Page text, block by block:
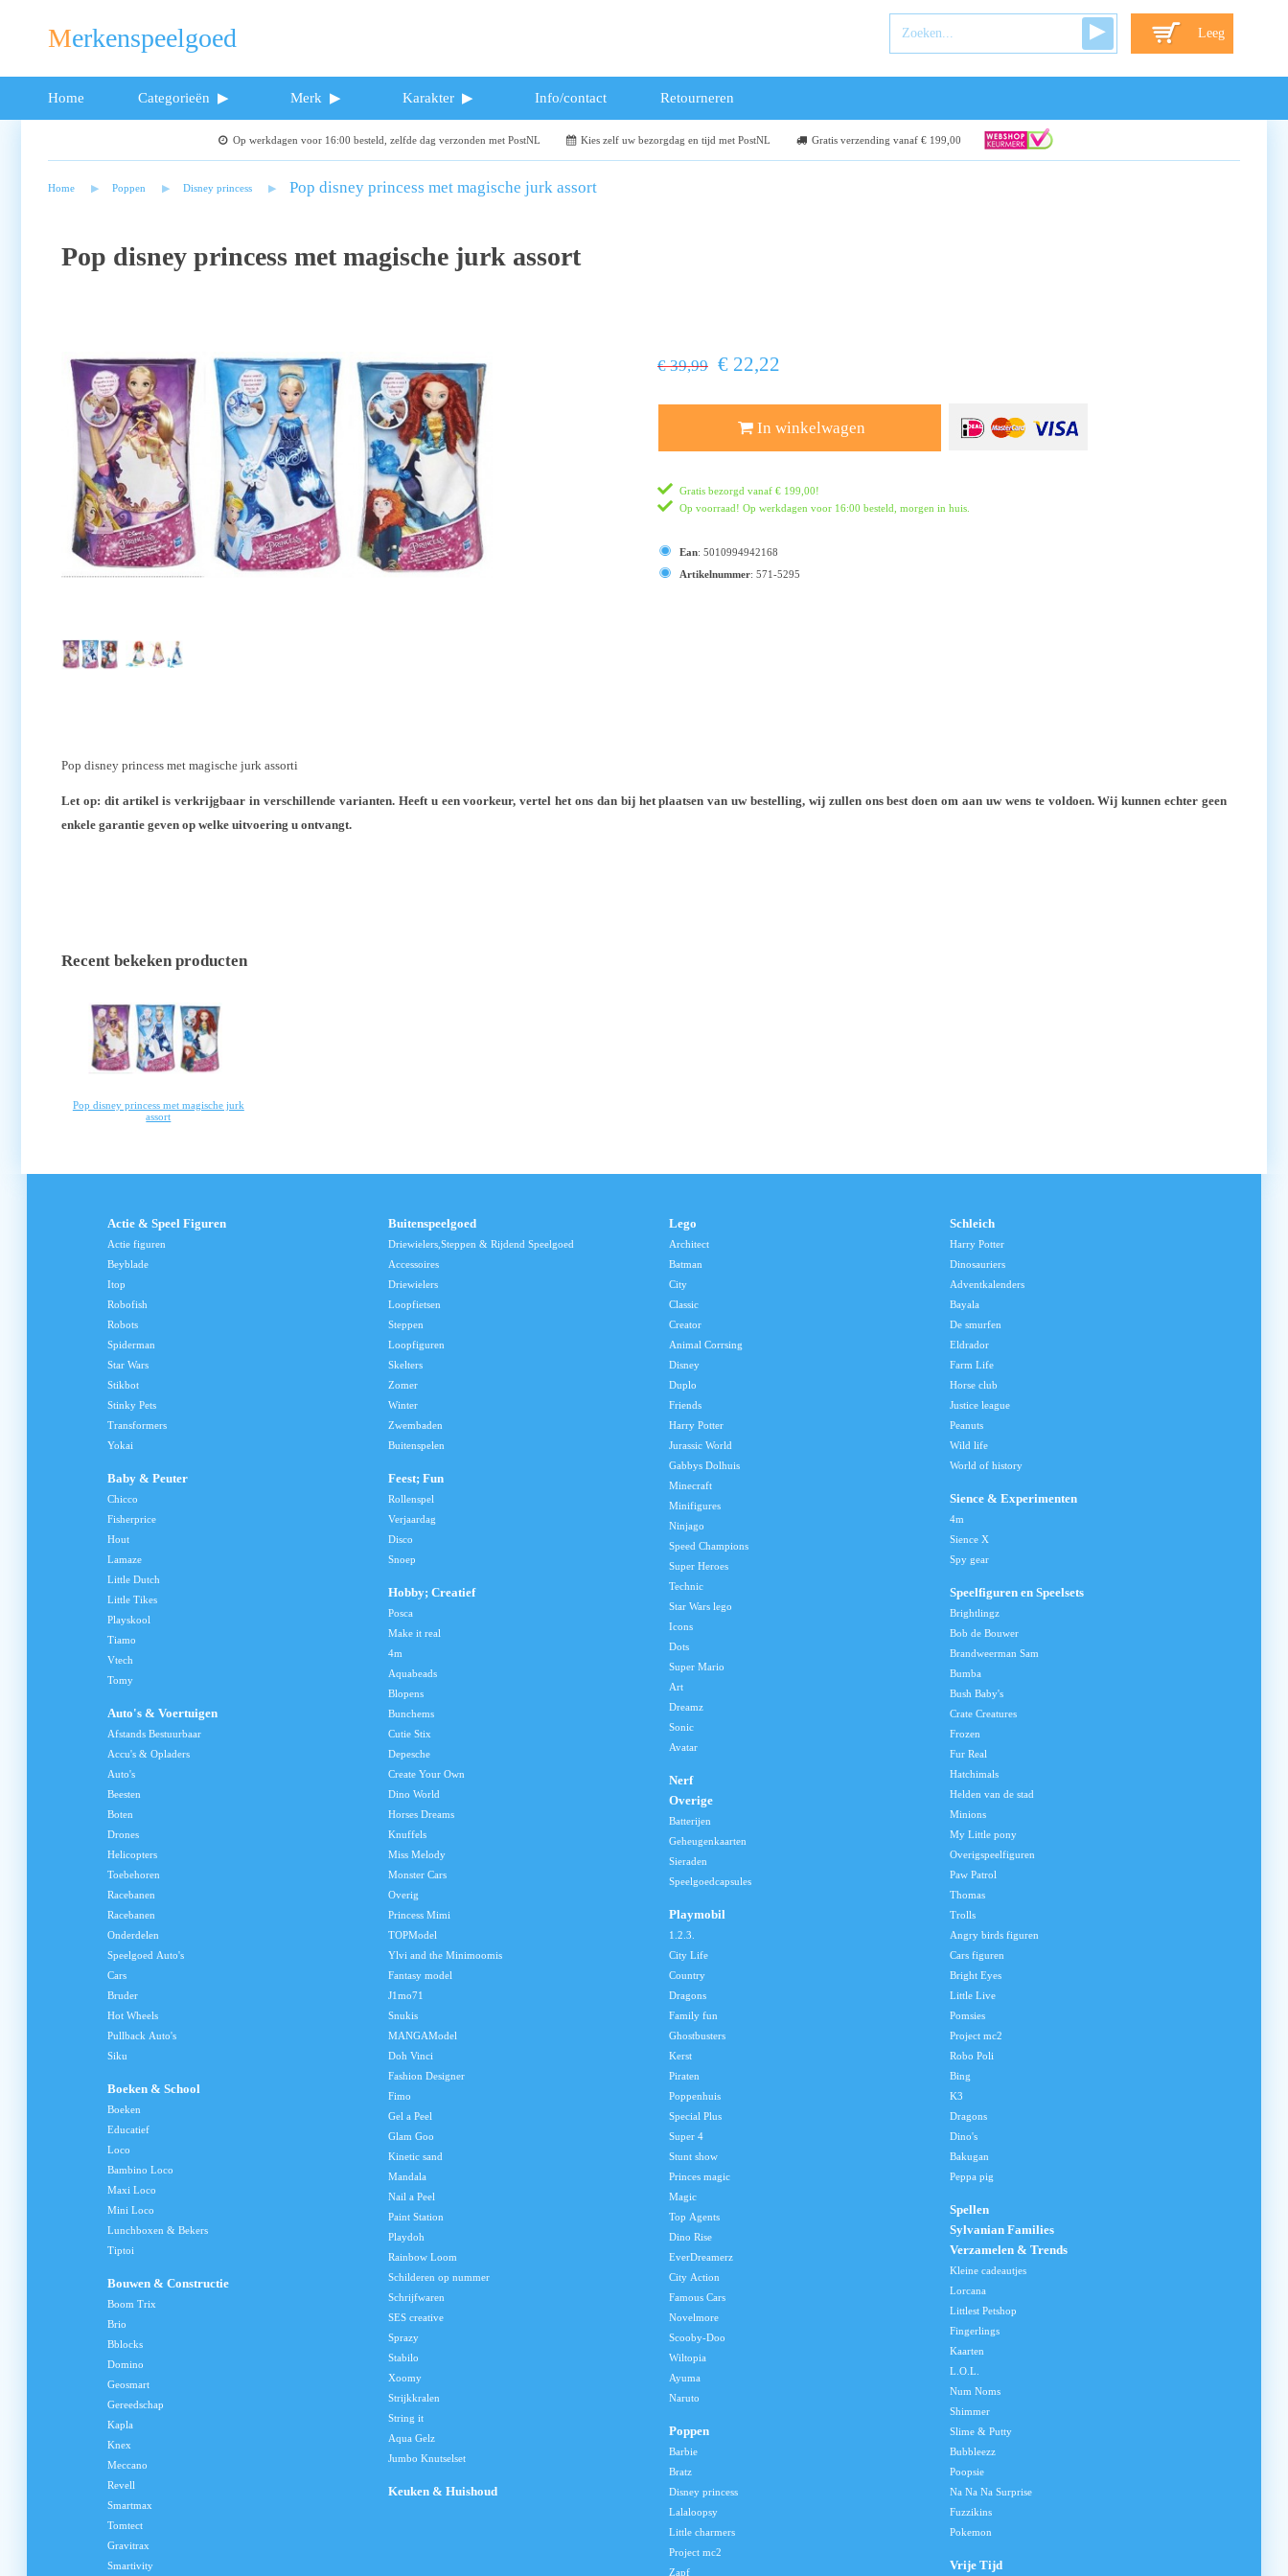
Merkenspeelgoed Leeg
Home Categorieën Merk Karakter Info/contact Retourneren
Op werkdagen voor 16:00 besteld, zelfde dag verzonden met PostNL Kies zelf uw bezorgdag en tijd met PostNL Gratis verzending vanaf € 199,00
Home Poppen Disney princess Pop disney princess met magische jurk assort
Pop disney princess met magische jurk assort
€ 39,99 € 22,22
In winkelwagen
Gratis bezorgd vanaf € 199,00!
Op voorraad! Op werkdagen voor 16:00 besteld, morgen in huis.
Ean: 5010994942168
Artikelnummer: 571-5295
Pop disney princess met magische jurk assorti
Let op: dit artikel is verkrijgbaar in verschillende varianten. Heeft u een voorkeur, vertel het ons dan bij het plaatsen van uw bestelling, wij zullen ons best doen om aan uw wens te voldoen. Wij kunnen echter geen
enkele garantie geven op welke uitvoering u ontvangt.
Recent bekeken producten
Pop disney princess met magische jurk
assort
Actie & Speel Figuren
Actie figuren
Beyblade
Itop
Robofish
Robots
Spiderman
Star Wars
Stikbot
Stinky Pets
Transformers
Yokai
Baby & Peuter
Chicco
Fisherprice
Hout
Lamaze
Little Dutch
Little Tikes
Playskool
Tiamo
Vtech
Tomy
Auto's & Voertuigen
Afstands Bestuurbaar
Accu's & Opladers
Auto's
Beesten
Boten
Drones
Helicopters
Toebehoren
Racebanen
Racebanen
Onderdelen
Speelgoed Auto's
Cars
Bruder
Hot Wheels
Pullback Auto's
Siku
Boeken & School
Boeken
Educatief
Loco
Bambino Loco
Maxi Loco
Mini Loco
Lunchboxen & Bekers
Tiptoi
Bouwen & Constructie
Boom Trix
Brio
Bblocks
Domino
Geosmart
Gereedschap
Kapla
Knex
Meccano
Revell
Smartmax
Tomtect
Gravitrax
Smartivity
Buitenspeelgoed
Driewielers,Steppen & Rijdend Speelgoed
Accessoires
Driewielers
Loopfietsen
Steppen
Loopfiguren
Skelters
Zomer
Winter
Zwembaden
Buitenspelen
Feest; Fun
Rollenspel
Verjaardag
Disco
Snoep
Hobby; Creatief
Posca
Make it real
4m
Aquabeads
Blopens
Bunchems
Cutie Stix
Depesche
Create Your Own
Dino World
Horses Dreams
Knuffels
Miss Melody
Monster Cars
Overig
Princess Mimi
TOPModel
Ylvi and the Minimoomis
Fantasy model
J1mo71
Snukis
MANGAModel
Doh Vinci
Fashion Designer
Fimo
Gel a Peel
Glam Goo
Kinetic sand
Mandala
Nail a Peel
Paint Station
Playdoh
Rainbow Loom
Schilderen op nummer
Schrijfwaren
SES creative
Sprazy
Stabilo
Xoomy
Strijkkralen
String it
Aqua Gelz
Jumbo Knutselset
Keuken & Huishoud
Lego
Architect
Batman
City
Classic
Creator
Animal Corrsing
Disney
Duplo
Friends
Harry Potter
Jurassic World
Gabbys Dolhuis
Minecraft
Minifigures
Ninjago
Speed Champions
Super Heroes
Technic
Star Wars lego
Icons
Dots
Super Mario
Art
Dreamz
Sonic
Avatar
Nerf
Overige
Batterijen
Geheugenkaarten
Sieraden
Speelgoedcapsules
Playmobil
1.2.3.
City Life
Country
Dragons
Family fun
Ghostbusters
Kerst
Piraten
Poppenhuis
Special Plus
Super 4
Stunt show
Princes magic
Magic
Top Agents
Dino Rise
EverDreamerz
City Action
Famous Cars
Novelmore
Scooby-Doo
Wiltopia
Ayuma
Naruto
Poppen
Barbie
Bratz
Disney princess
Lalaloopsy
Little charmers
Project mc2
Zapf
Schleich
Harry Potter
Dinosauriers
Adventkalenders
Bayala
De smurfen
Eldrador
Farm Life
Horse club
Justice league
Peanuts
Wild life
World of history
Sience & Experimenten
4m
Sience X
Spy gear
Speelfiguren en Speelsets
Brightlingz
Bob de Bouwer
Brandweerman Sam
Bumba
Bush Baby's
Crate Creatures
Frozen
Fur Real
Hatchimals
Helden van de stad
Minions
My Little pony
Overigspeelfiguren
Paw Patrol
Thomas
Trolls
Angry birds figuren
Cars figuren
Bright Eyes
Little Live
Pomsies
Project mc2
Robo Poli
Bing
K3
Dragons
Dino's
Bakugan
Peppa pig
Spellen
Sylvanian Families
Verzamelen & Trends
Kleine cadeautjes
Lorcana
Littlest Petshop
Fingerlings
Kaarten
L.O.L.
Num Noms
Shimmer
Slime & Putty
Bubbleezz
Poopsie
Na Na Na Surprise
Fuzzikins
Pokemon
Vrije Tijd